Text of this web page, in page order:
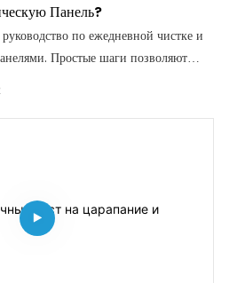
Панель?
по ежедневной чистке и
Простые шаги позволяют
звукопоглощающие свойства